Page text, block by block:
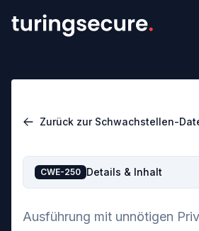
Zurück zur Schwachstellen-
CWE-250 Details & Inhalt
Ausführung mit unnötigen